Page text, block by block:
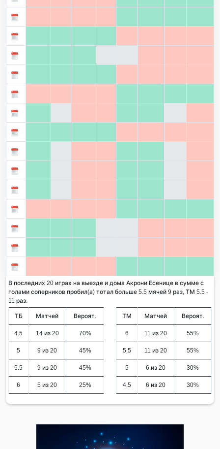
В последних 20 играх на выезде и дома Акрони Есенице в сумме с
голами соперников пробил(а) тотал больше 5.5 мячей 9 раз, ТМ 5.5 -
11 раз.
ТБ Матчей Вероят.
4.5 14 из 20 70%
5 9 из 20 45%
5.5 9 из 20 45%
6 5 из 20 25%
ТМ Матчей Вероят.
6 11 из 20 55%
5.5 11 из 20 55%
5 6 из 20 30%
4.5 6 из 20 30%